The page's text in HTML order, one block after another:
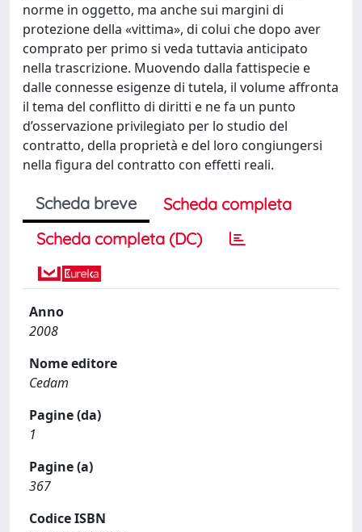
norme in oggetto, ma anche sui margini di
protezione della «vittima», di colui che dopo aver
comprato per primo si veda tuttavia anticipato
nella trascrizione. Muovendo dalla fattispecie e
dalle connesse esigenze di tutela, il volume affronta
il tema del conflitto di diritti e ne fa un punto
d’osservazione privilegiato per lo studio del
contratto, della proprietà e del loro congiungersi
nella figura del contratto con effetti reali.
Scheda breve
Scheda completa
Scheda completa (DC)
Anno
2008
Nome editore
Cedam
Pagine (da)
1
Pagine (a)
367
Codice ISBN